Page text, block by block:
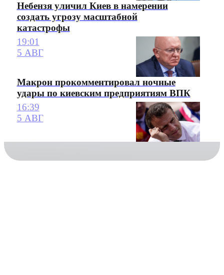
Небензя уличил Киев в намерении
создать угрозу масштабной
катастрофы
19:01
5 АВГ
Макрон прокомментировал ночные
удары по киевским предприятиям ВПК
16:39
5 АВГ